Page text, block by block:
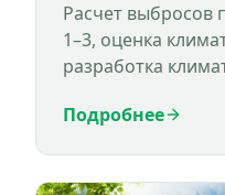
Расчет выбросов
1–3, оценка
разработка
Подробнее